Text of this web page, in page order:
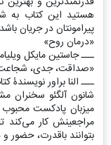
هستید این کتاب به
پیرامونتان در جریان
«درمان روح»
ـــ جاستین مایکل
«صداقت، جدی،
ـــ النا براور
شانون آلگئو سخنران
میزبان پادکست
مراجعینش کار می‌کند
بتوانند باقدرت،